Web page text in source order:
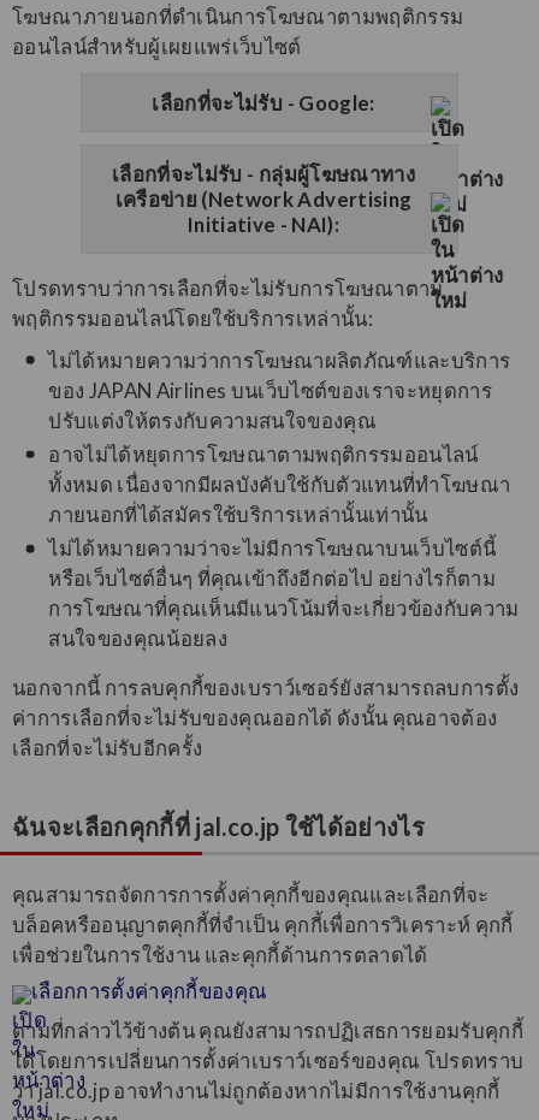
โฆษณาภายนอกที่ดำเนินการโฆษณาตามพฤติกรรม
ออนไลน์สำหรับผู้เผยแพร่เว็บไซต์
เลือกที่จะไม่รับ - Google:
เลือกที่จะไม่รับ - กลุ่มผู้โฆษณาทาง
เครือข่าย (Network Advertising
Initiative - NAI):
โปรดทราบว่าการเลือกที่จะไม่รับการโฆษณาตาม
พฤติกรรมออนไลน์โดยใช้บริการเหล่านั้น:
ไม่ได้หมายความว่าการโฆษณาผลิตภัณฑ์และบริการ
ของ JAPAN Airlines บนเว็บไซต์ของเราจะหยุดการ
ปรับแต่งให้ตรงกับความสนใจของคุณ
อาจไม่ได้หยุดการโฆษณาตามพฤติกรรมออนไลน์
ทั้งหมด เนื่องจากมีผลบังคับใช้กับตัวแทนที่ทำโฆษณา
ภายนอกที่ได้สมัครใช้บริการเหล่านั้นเท่านั้น
ไม่ได้หมายความว่าจะไม่มีการโฆษณาบนเว็บไซต์นี้
หรือเว็บไซต์อื่นๆ ที่คุณเข้าถึงอีกต่อไป อย่างไรก็ตาม
การโฆษณาที่คุณเห็นมีแนวโน้มที่จะเกี่ยวข้องกับความ
สนใจของคุณน้อยลง
นอกจากนี้ การลบคุกกี้ของเบราว์เซอร์ยังสามารถลบการตั้ง
ค่าการเลือกที่จะไม่รับของคุณออกได้ ดังนั้น คุณอาจต้อง
เลือกที่จะไม่รับอีกครั้ง
ฉันจะเลือกคุกกี้ที่ jal.co.jp ใช้ได้อย่างไร
คุณสามารถจัดการการตั้งค่าคุกกี้ของคุณและเลือกที่จะ
บล็อคหรืออนุญาตคุกกี้ที่จำเป็น คุกกี้เพื่อการวิเคราะห์ คุกกี้
เพื่อช่วยในการใช้งาน และคุกกี้ด้านการตลาดได้
เลือกการตั้งค่าคุกกี้ของคุณ
ตามที่กล่าวไว้ข้างต้น คุณยังสามารถปฏิเสธการยอมรับคุกกี้
ได้โดยการเปลี่ยนการตั้งค่าเบราว์เซอร์ของคุณ โปรดทราบ
ว่า jal.co.jp อาจทำงานไม่ถูกต้องหากไม่มีการใช้งานคุกกี้